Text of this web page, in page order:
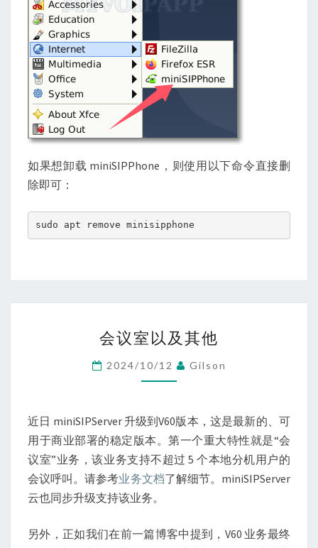
如果想卸载 miniSIPPhone，则使用以下命令直接删
除即可：
sudo apt remove minisipphone
议
室
以
其
他
会议室以及其他
2024/10/12 Gilson
近日 miniSIPServer 升级到V60版本，这是最新的、可
用于商业部署的稳定版本。第一个重大特性就是“会
议室”业务，该业务支持不超过 5 个本地分机用户的
会议呼叫。请参考业务文档了解细节。miniSIPServer
云也同步升级支持该业务。
另外，正如我们在前一篇博客中提到，V60 业务最终